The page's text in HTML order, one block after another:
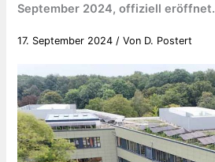
September 2024, offiziell eröffnet.
17. September 2024 / Von D. Postert